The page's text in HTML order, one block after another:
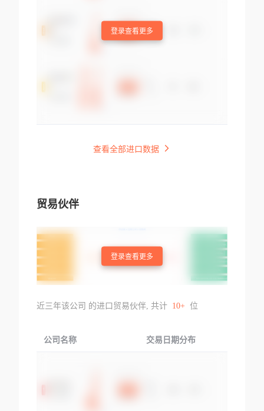
登录查看更多
查看全部进口数据
贸易伙伴
登录查看更多
近三年该公司 的进口贸易伙伴, 共计 10+ 位
公司名称 交易日期分布